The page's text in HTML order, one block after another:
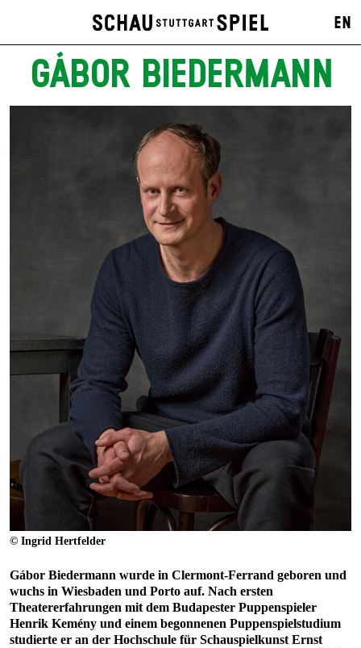
EN
GÁBOR BIEDERMANN
© Ingrid Hertfelder
Gábor Biedermann wurde in Clermont-Ferrand geboren und
wuchs in Wiesbaden und Porto auf. Nach ersten
Theatererfahrungen mit dem Budapester Puppenspieler
Henrik Kemény und einem begonnenen Puppenspielstudium
studierte er an der Hochschule für Schauspielkunst Ernst